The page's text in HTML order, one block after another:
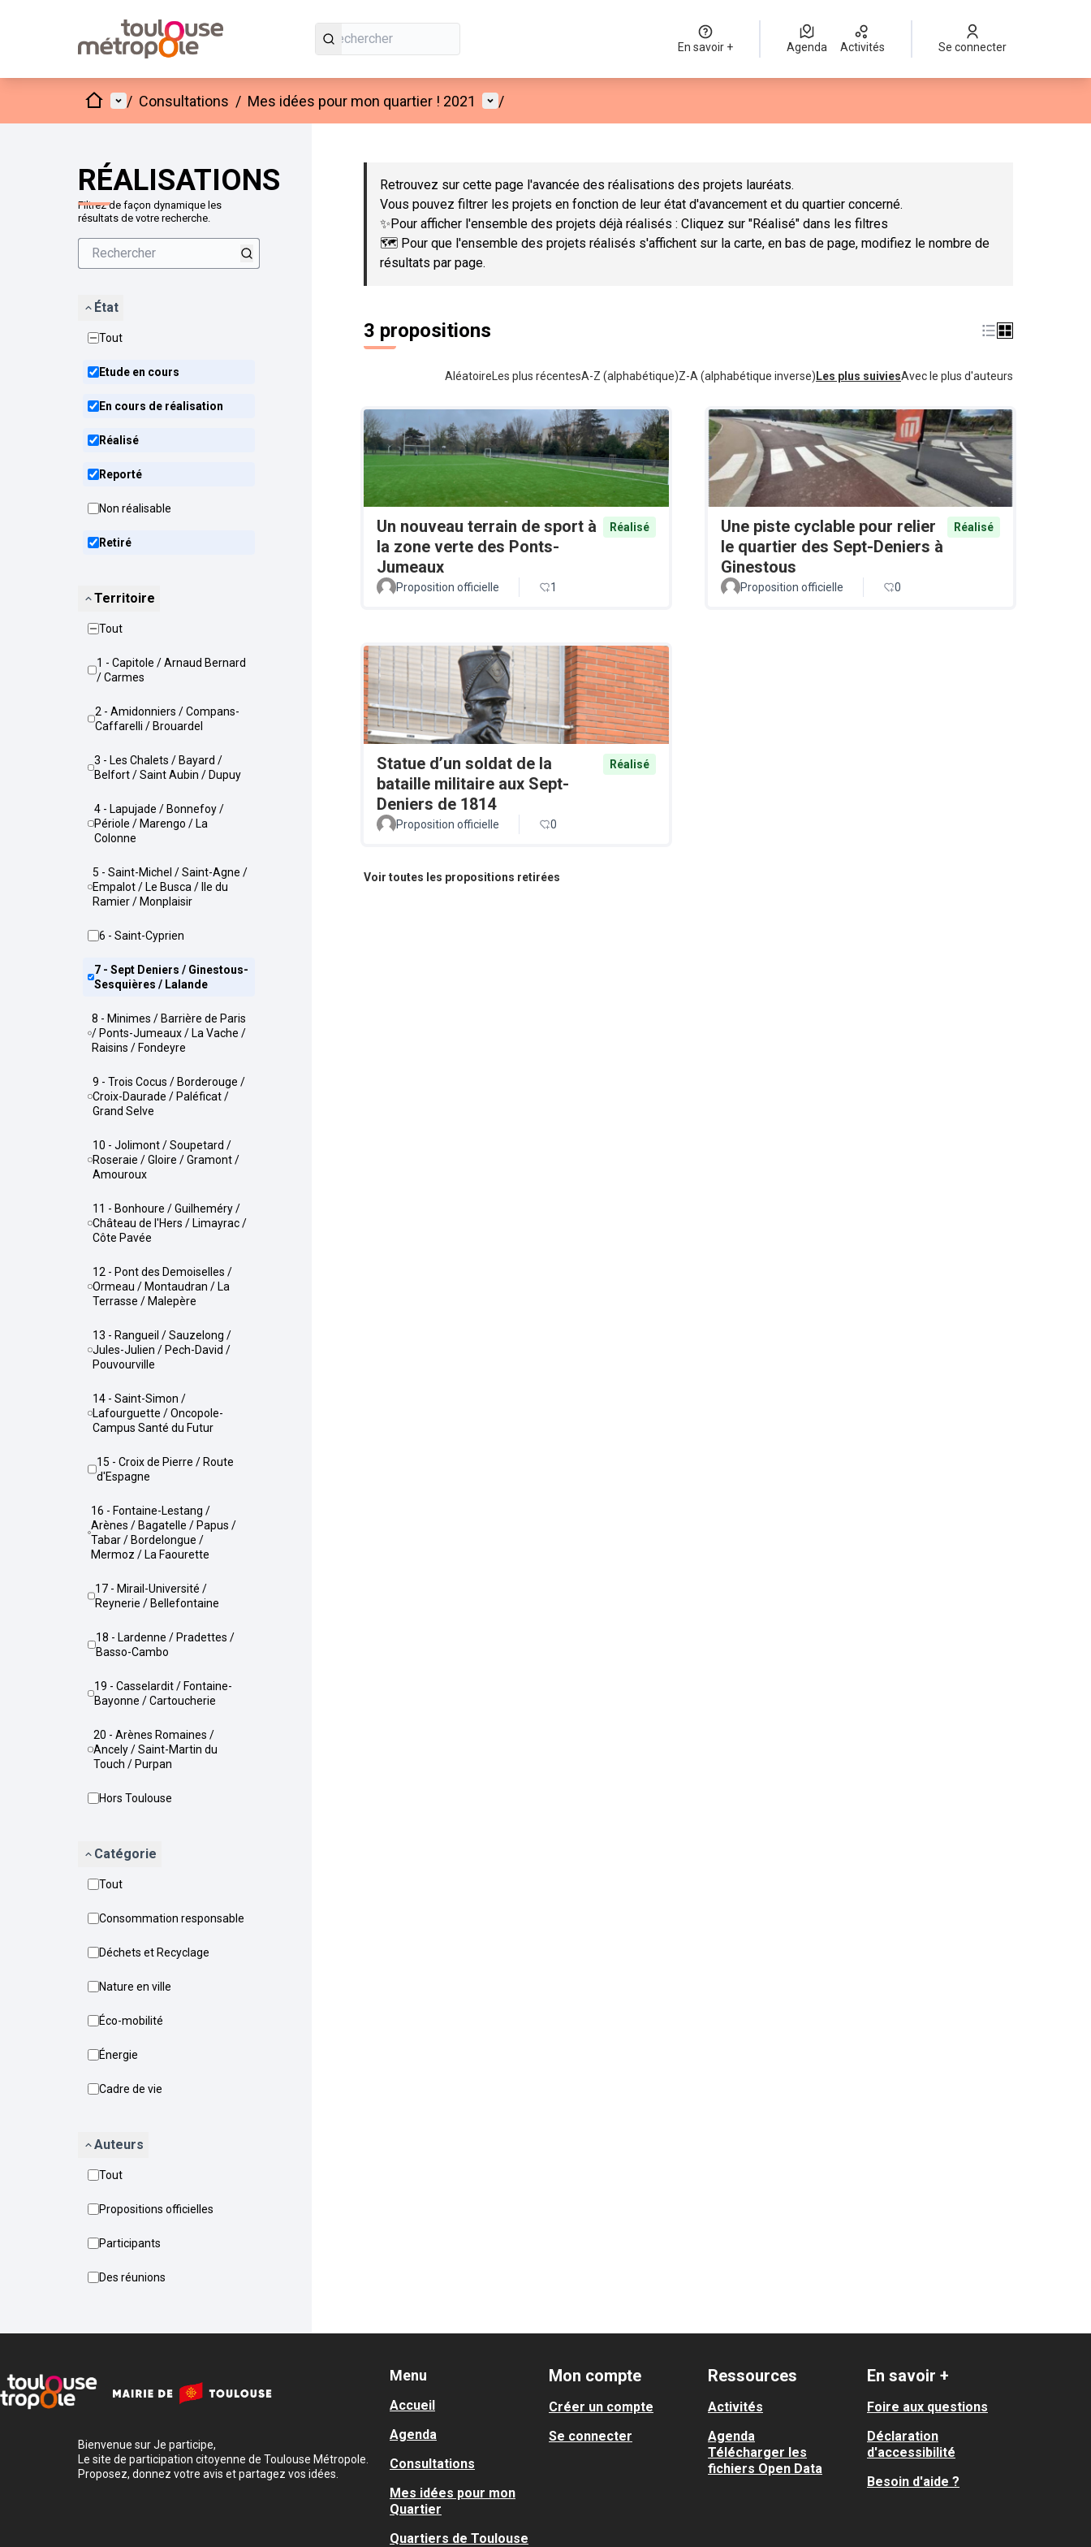
En savoir + Agenda Activités Se connecter
AccueilMenu principal
/ Consultations / Mes idées pour mon quartier ! 2021 Menu utilisateur
/
RÉALISATIONS
Filtrez de façon dynamique les
résultats de votre recherche.
État
Tout
Etude en cours
En cours de réalisation
Réalisé
Reporté
Non réalisable
Retiré
Territoire
Tout
1 - Capitole / Arnaud Bernard
/ Carmes
2 - Amidonniers / Compans-
Caffarelli / Brouardel
3 - Les Chalets / Bayard /
Belfort / Saint Aubin / Dupuy
4 - Lapujade / Bonnefoy /
Périole / Marengo / La
Colonne
5 - Saint-Michel / Saint-Agne /
Empalot / Le Busca / Ile du
Ramier / Monplaisir
6 - Saint-Cyprien
7 - Sept Deniers / Ginestous-
Sesquières / Lalande
8 - Minimes / Barrière de Paris
/ Ponts-Jumeaux / La Vache /
Raisins / Fondeyre
9 - Trois Cocus / Borderouge /
Croix-Daurade / Paléficat /
Grand Selve
10 - Jolimont / Soupetard /
Roseraie / Gloire / Gramont /
Amouroux
11 - Bonhoure / Guilheméry /
Château de l'Hers / Limayrac /
Côte Pavée
12 - Pont des Demoiselles /
Ormeau / Montaudran / La
Terrasse / Malepère
13 - Rangueil / Sauzelong /
Jules-Julien / Pech-David /
Pouvourville
14 - Saint-Simon /
Lafourguette / Oncopole-
Campus Santé du Futur
15 - Croix de Pierre / Route
d'Espagne
16 - Fontaine-Lestang /
Arènes / Bagatelle / Papus /
Tabar / Bordelongue /
Mermoz / La Faourette
17 - Mirail-Université /
Reynerie / Bellefontaine
18 - Lardenne / Pradettes /
Basso-Cambo
19 - Casselardit / Fontaine-
Bayonne / Cartoucherie
20 - Arènes Romaines /
Ancely / Saint-Martin du
Touch / Purpan
Hors Toulouse
Catégorie
Tout
Consommation responsable
Déchets et Recyclage
Nature en ville
Éco-mobilité
Énergie
Cadre de vie
Auteurs
Tout
Propositions officielles
Participants
Des réunions
Passer la carte
Retrouvez sur cette page l'avancée des réalisations des projets lauréats.
Vous pouvez filtrer les projets en fonction de leur état d'avancement et du quartier concerné.
✨Pour afficher l'ensemble des projets déjà réalisés : Cliquez sur "Réalisé" dans les filtres
🗺️ Pour que l'ensemble des projets réalisés s'affichent sur la carte, en bas de page, modifiez le nombre de
résultats par page.
3 propositions
Aléatoire Les plus récentesA-Z (alphabétique)Z-A (alphabétique inverse) Les plus suiviesAvec le plus d'auteurs
Un nouveau terrain de sport à
la zone verte des Ponts-
Jumeaux
Réalisé
Proposition officielle 1
Une piste cyclable pour relier
le quartier des Sept-Deniers à
Ginestous
Réalisé
Proposition officielle 0
Statue d’un soldat de la
bataille militaire aux Sept-
Deniers de 1814
Réalisé
Proposition officielle 0
Voir toutes les propositions retirées
Bienvenue sur Je participe,
Le site de participation citoyenne de Toulouse Métropole.
Proposez, donnez votre avis et partagez vos idées.
Menu
Accueil
Agenda
Consultations
Mes idées pour mon
Quartier
Quartiers de Toulouse
Mon compte
Créer un compte
Se connecter
Ressources
Activités
Agenda
Télécharger les
fichiers Open Data
En savoir +
Foire aux questions
Déclaration
d'accessibilité
Besoin d'aide ?